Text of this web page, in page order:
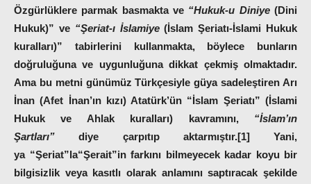
Özgürlüklere parmak basmakta ve “Hukuk-u Diniye (Dini
Hukuk)” ve “Şeriat-ı İslamiye (İslam Şeriatı-İslami Hukuk
kuralları)” tabirlerini kullanmakta, böylece bunların
doğruluğuna ve uygunluğuna dikkat çekmiş olmaktadır.
Ama bu metni günümüz Türkçesiyle güya sadeleştiren Arı
İnan (Afet İnan’ın kızı) Atatürk’ün “İslam Şeriatı” (İslami
Hukuk ve Ahlak kuralları) kavramını, “İslam’ın
Şartları”
diye çarpıtıp aktarmıştır.[1] Yani,
ya “Şeriat”la“Şerait”in farkını bilmeyecek kadar koyu bir
bilgisizlik veya kasıtlı olarak anlamını saptıracak şekilde